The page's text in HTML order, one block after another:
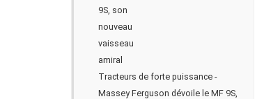
Tracteurs de forte puissance -
Massey Ferguson dévoile le MF 9S,